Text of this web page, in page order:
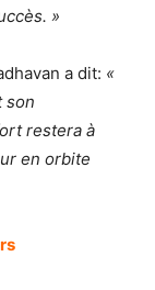
»
a dit: «
son
restera à
en orbite